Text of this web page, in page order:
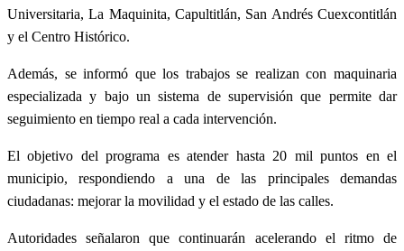
Universitaria, La Maquinita, Capultitlán, San Andrés Cuexcontitlán
y el Centro Histórico.
Además, se informó que los trabajos se realizan con maquinaria
especializada y bajo un sistema de supervisión que permite dar
seguimiento en tiempo real a cada intervención.
El objetivo del programa es atender hasta 20 mil puntos en el
municipio, respondiendo a una de las principales demandas
ciudadanas: mejorar la movilidad y el estado de las calles.
Autoridades señalaron que continuarán acelerando el ritmo de